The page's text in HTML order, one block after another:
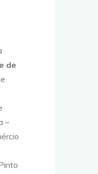
de
–